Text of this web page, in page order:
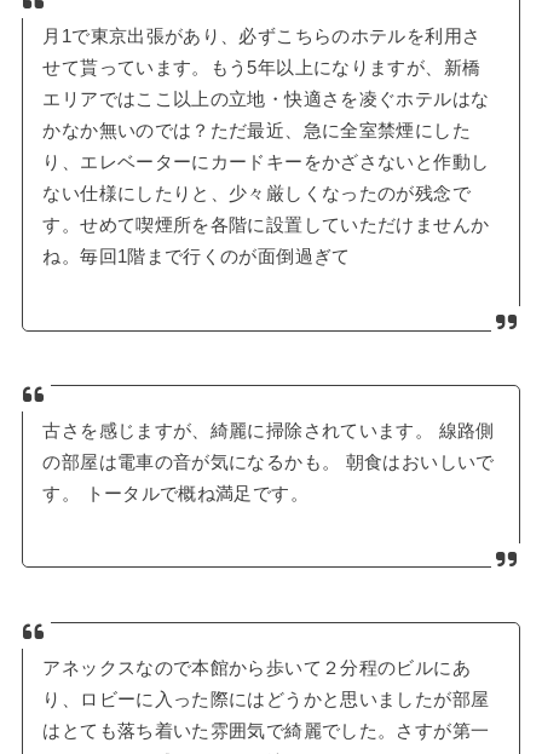
月1で東京出張があり、必ずこちらのホテルを利用さ
せて貰っています。もう5年以上になりますが、新橋
エリアではここ以上の立地・快適さを凌ぐホテルはな
かなか無いのでは？ただ最近、急に全室禁煙にした
り、エレベーターにカードキーをかざさないと作動し
ない仕様にしたりと、少々厳しくなったのが残念で
す。せめて喫煙所を各階に設置していただけませんか
ね。毎回1階まで行くのが面倒過ぎて
古さを感じますが、綺麗に掃除されています。 線路側
の部屋は電車の音が気になるかも。 朝食はおいしいで
す。 トータルで概ね満足です。
アネックスなので本館から歩いて２分程のビルにあ
り、ロビーに入った際にはどうかと思いましたが部屋
はとても落ち着いた雰囲気で綺麗でした。さすが第一